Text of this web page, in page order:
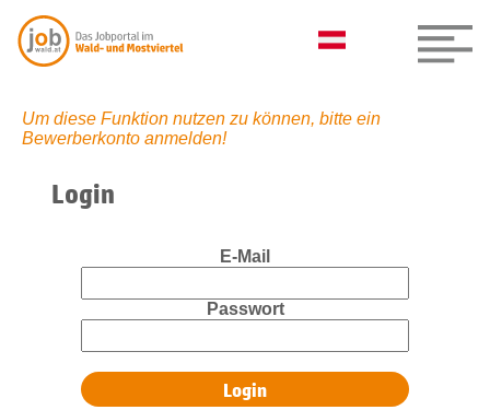
Um diese Funktion nutzen zu können, bitte ein
Bewerberkonto anmelden!
Login
E-Mail
Passwort